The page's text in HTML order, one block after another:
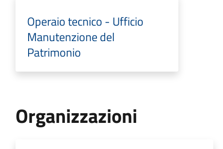
Operaio tecnico - Ufficio
Manutenzione del
Patrimonio
Organizzazioni